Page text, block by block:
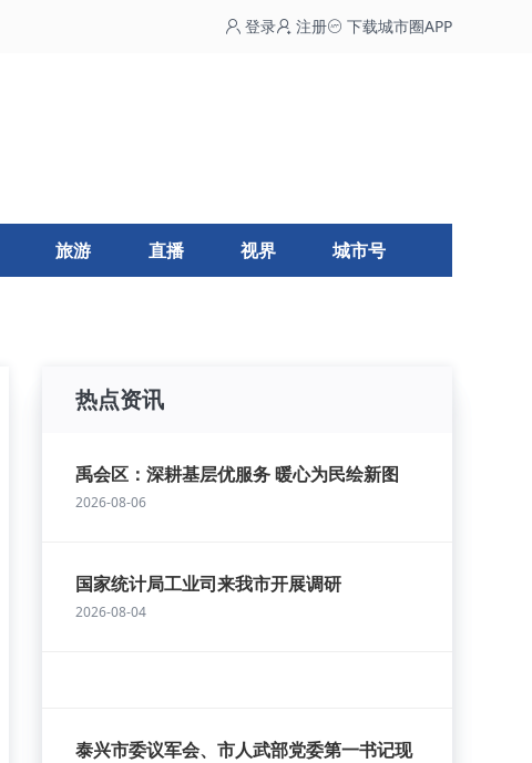
登录 注册 下载城市圈APP
旅游 直播 视界 城市号
热点资讯
禹会区：深耕基层优服务 暖心为民绘新图
2026-08-06
国家统计局工业司来我市开展调研
2026-08-04
泰兴市委议军会、市人武部党委第一书记现